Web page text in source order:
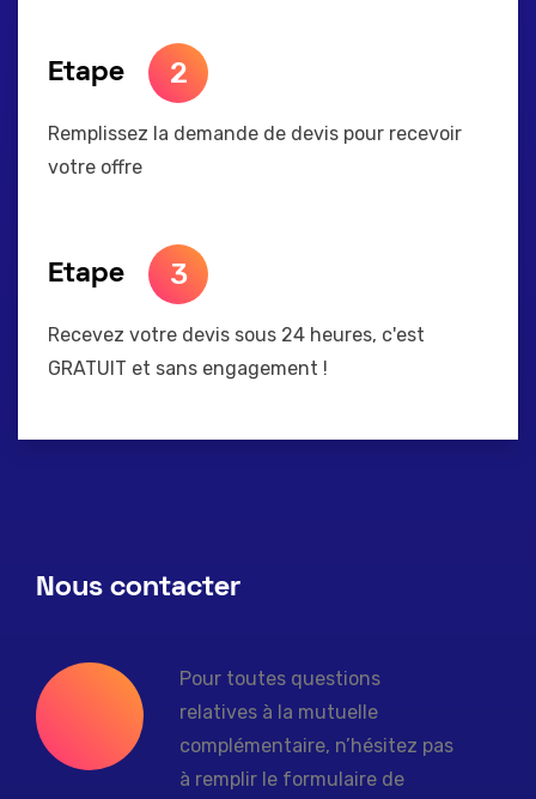
Etape 2
Remplissez la demande de devis pour recevoir
votre offre
Etape 3
Recevez votre devis sous 24 heures, c'est
GRATUIT et sans engagement !
Nous contacter
Pour toutes questions
relatives à la mutuelle
complémentaire, n’hésitez pas
à remplir le formulaire de